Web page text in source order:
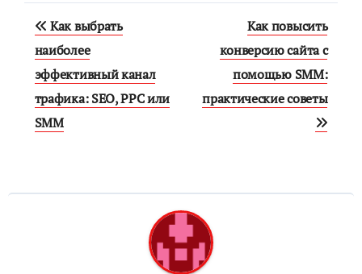
Навигация
по
записям
Как выбрать
наиболее
эффективный канал
трафика: SEO, PPC или
SMM
Как повысить
конверсию сайта с
помощью SMM:
практические советы